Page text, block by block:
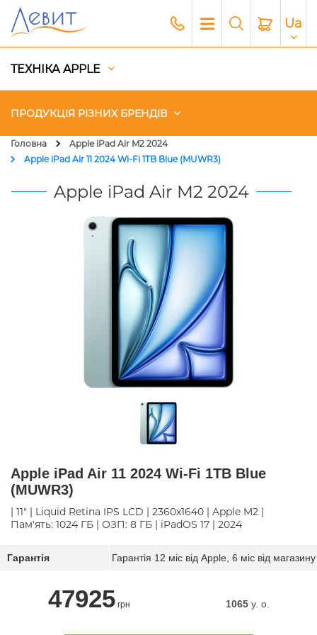
Ua
ТЕХНІКА APPLE
ПРОДУКЦІЯ РІЗНИХ БРЕНДІВ
Чохли
Акустика
Генератори і Зарядні станції
Головна
Apple iPad Air M2 2024
Apple iPad Air 11 2024 Wi-Fi 1TB Blue (MUWR3)
Apple iPad Air M2 2024
Apple iPad Air 11 2024 Wi-Fi 1TB Blue
(MUWR3)
| 11" | Liquid Retina IPS LCD | 2360х1640 | Apple M2 |
Пам'ять: 1024 ГБ | ОЗП: 8 ГБ | iPadOS 17 | 2024
Гарантія Гарантія 12 міс від Apple, 6 міс від магазину
47925грн 1065y. о.